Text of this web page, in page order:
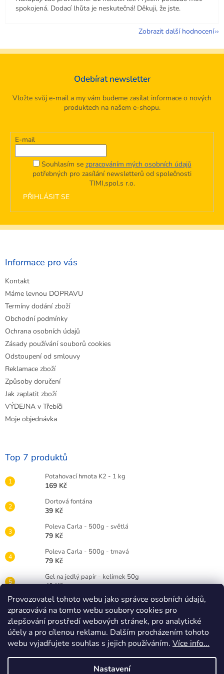
Provozovatel tohoto webu jako správce osobních údajů,
zpracovává na tomto webu soubory cookies pro
zlepšování prostředí webových stránek, pro analytické
účely a pro cílenou reklamu. Dalším procházením tohoto
webu vyjadřujete souhlas s jejich používáním. Více info...
Nastavení
spokojená. Dodací lhůta je neskutečná! Děkuji, že jste.
Zobrazit další hodnocení
Odebírat newsletter
Vložte svůj e-mail a my vám budeme zasílat informace o nových
produktech na našem e-shopu.
E-mail
Souhlasím se zpracováním mých osobních údajů
potřebných pro zasílání newsletterů od společnosti
TIMI,spol.s r.o.
PŘIHLÁSIT SE
Z
Informace pro vás
Kontakt
Máme levnou DOPRAVU
Termíny dodání zboží
Obchodní podmínky
Ochrana osobních údajů
Zásady používání souborů cookies
Odstoupení od smlouvy
Reklamace zboží
Způsoby doručení
Jak zaplatit zboží
VÝDEJNA v Třebíči
Moje objednávka
Top 7 produktů
Potahovací hmota K2 - 1 kg
169 Kč
Dortová fontána
39 Kč
Poleva Carla - 500g - světlá
79 Kč
Poleva Carla - 500g - tmavá
79 Kč
Gel na jedlý papír - kelímek 50g
49 Kč
Gelová barva Wilton 28g - červená RED
89 Kč
Dortová svíčka číslice bílá - 3
25 Kč
Vytvořil Shoptet